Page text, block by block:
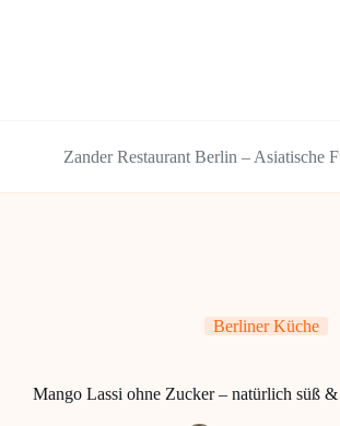
Zander Restaurant Berlin – Asiatische
Berliner Küche
Mango Lassi ohne Zucker – natürlich süß